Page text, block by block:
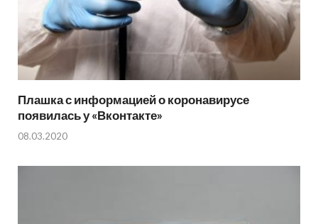
Плашка с информацией о коронавирусе
появилась у «Вконтакте»
08.03.2020